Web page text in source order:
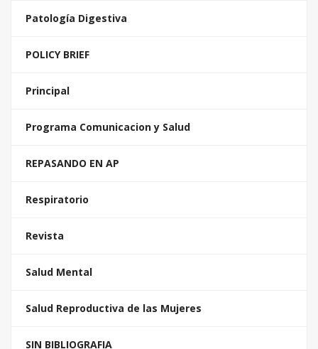
Patología Digestiva
POLICY BRIEF
Principal
Programa Comunicacion y Salud
REPASANDO EN AP
Respiratorio
Revista
Salud Mental
Salud Reproductiva de las Mujeres
SIN BIBLIOGRAFIA